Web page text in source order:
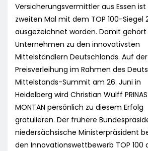
Versicherungsvermittler aus Essen
zweiten Mal mit dem TOP 100-Siegel
ausgezeichnet worden. Damit gehört
Unternehmen zu den innovativsten
Mittelständlern Deutschlands. Auf der
Preisverleihung im Rahmen des
Mittelstands-Summit am 26. Juni in
Heidelberg wird Christian Wulff PRINAS
MONTAN persönlich zu diesem Erfolg
gratulieren. Der frühere
niedersächsische Ministerpräsident
den Innovationswettbewerb TOP 100